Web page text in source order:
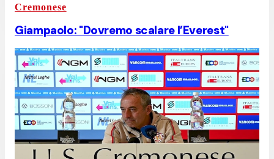
Cremonese
Giampaolo: "Dovremo scalare l’Everest"